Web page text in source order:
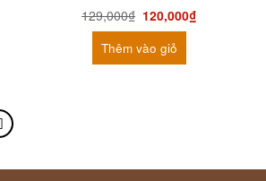
129,000₫ 120,000₫
Thêm vào giỏ